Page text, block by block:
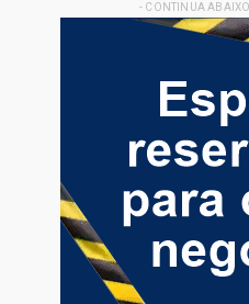
- CONTINUA